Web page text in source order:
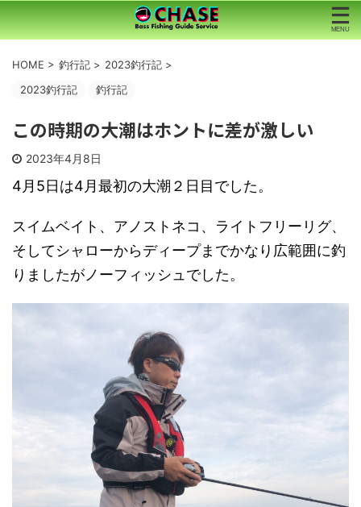
HOME > 釣行記 > 2023釣行記 >
2023釣行記
釣行記
この時期の大潮はホントに差が激しい
2023年4月8日
4月5日は4月最初の大潮２日目でした。
スイムベイト、アノストネコ、ライトフリーリグ、
そしてシャローからディープまでかなり広範囲に釣
りましたがノーフィッシュでした。